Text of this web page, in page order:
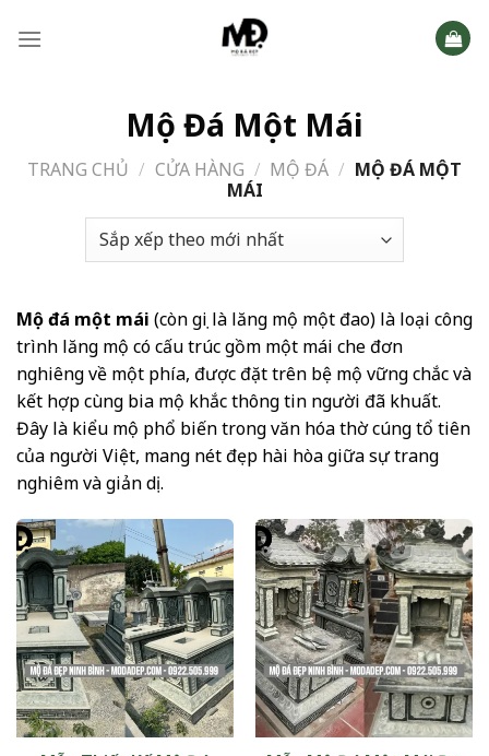
Mộ Đá Một Mái
TRANG CHỦ / CỬA HÀNG / MỘ ĐÁ / MỘ ĐÁ MỘT
MÁI
Mộ đá một mái (còn gọi là lăng mộ một đao) là loại công
trình lăng mộ có cấu trúc gồm một mái che đơn
nghiêng về một phía, được đặt trên bệ mộ vững chắc và
kết hợp cùng bia mộ khắc thông tin người đã khuất.
Đây là kiểu mộ phổ biến trong văn hóa thờ cúng tổ tiên
của người Việt, mang nét đẹp hài hòa giữa sự trang
nghiêm và giản dị.